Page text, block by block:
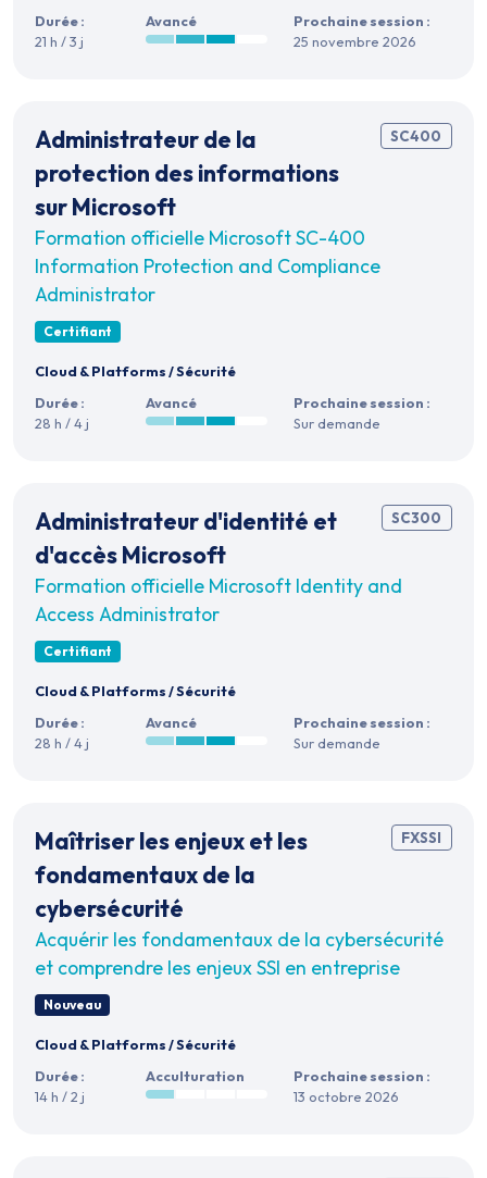
Durée :
21 h / 3 j
Avancé
Prochaine session :
25 novembre 2026
SC400
Administrateur de la
protection des informations
sur Microsoft
Formation officielle Microsoft SC-400
Information Protection and Compliance
Administrator
Certifiant
Cloud & Platforms/Sécurité
Durée :
28 h / 4 j
Avancé
Prochaine session :
Sur demande
SC300
Administrateur d'identité et
d'accès Microsoft
Formation officielle Microsoft Identity and
Access Administrator
Certifiant
Cloud & Platforms/Sécurité
Durée :
28 h / 4 j
Avancé
Prochaine session :
Sur demande
FXSSI
Maîtriser les enjeux et les
fondamentaux de la
cybersécurité
Acquérir les fondamentaux de la cybersécurité
et comprendre les enjeux SSI en entreprise
Nouveau
Cloud & Platforms/Sécurité
Durée :
14 h / 2 j
Acculturation
Prochaine session :
13 octobre 2026